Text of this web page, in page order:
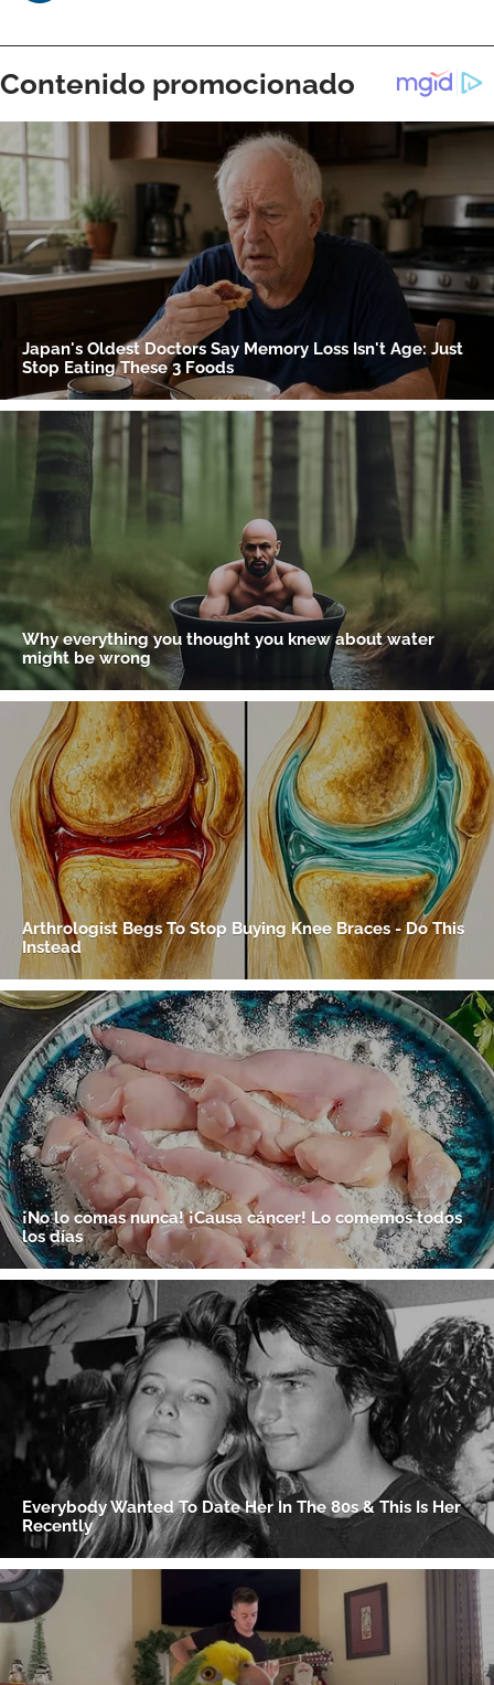
Gracias por suscribirte a nuestro boletín.